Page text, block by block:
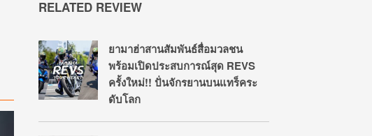
RELATED REVIEW
ยามาฮ่าสานสัมพันธ์สื่อมวลชน
พร้อมเปิดประสบการณ์สุด REVS
ครั้งใหม่!! ปั่นจักรยานบนแทร็คระ
ดับโลก